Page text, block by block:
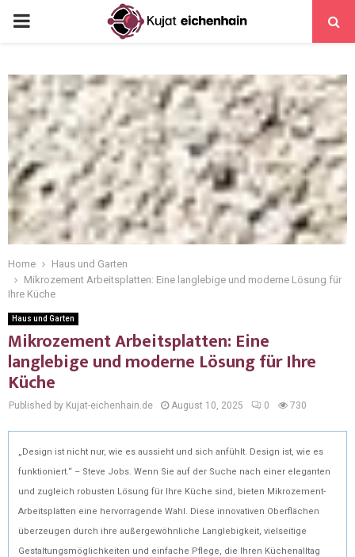
Home
Haus und Garten
Mikrozement Arbeitsplatten: Eine langlebige und moderne Lösung für
Ihre Küche
Haus und Garten
Mikrozement Arbeitsplatten: Eine
langlebige und moderne Lösung für Ihre
Küche
Published by Kujat-eichenhain.de August 10, 2025 0 730
„Design ist nicht nur, wie es aussieht und sich anfühlt. Design ist, wie es
funktioniert.“ – Steve Jobs. Wenn Sie auf der Suche nach einer eleganten
und zugleich robusten Lösung für Ihre Küche sind, bieten Mikrozement-
Arbeitsplatten eine hervorragende Wahl. Diese innovativen Oberflächen
überzeugen durch ihre außergewöhnliche Langlebigkeit, vielseitige
Gestaltungsmöglichkeiten und einfache Pflege, die Ihren Küchenalltag